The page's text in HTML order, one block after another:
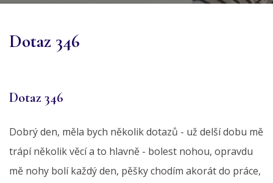
Dotaz 346
Dotaz 346
Dobrý den, měla bych několik dotazů - už delší dobu mě
trápí několik věcí a to hlavně - bolest nohou, opravdu
mě nohy bolí každý den, pěšky chodím akorát do práce,